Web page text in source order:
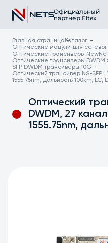
Официальный
партнер Eltex
Главная страница Каталог
Оптические модули для
Оптические трансиверы
Оптические трансиверы DWDM
SFP DWDM трансиверы 10G
Оптический трансивер NS-
1555.75nm, дальность 100km, LC,
Оптический
DWDM, 27
1555.75nm,